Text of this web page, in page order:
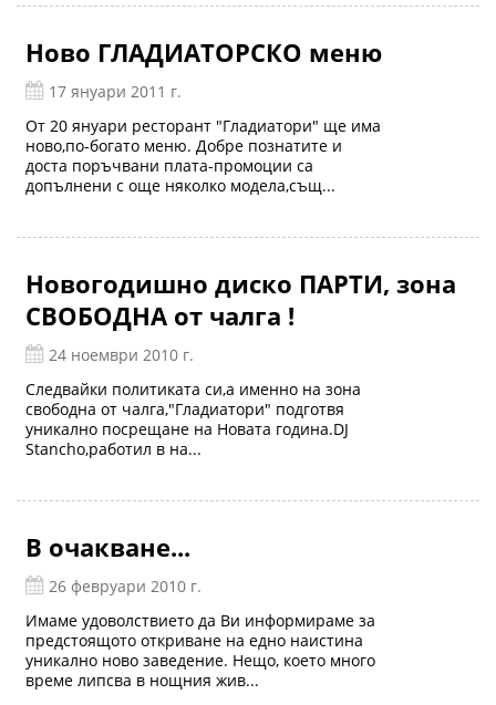
Ново ГЛАДИАТОРСКО меню
17 януари 2011 г.
От 20 януари ресторант "Гладиатори" ще има
ново,по-богато меню. Добре познатите и
доста поръчвани плата-промоции са
допълнени с още няколко модела,същ...
Новогодишно диско ПАРТИ, зона
СВОБОДНА от чалга !
24 ноември 2010 г.
Следвайки политиката си,а именно на зона
свободна от чалга,"Гладиатори" подготвя
уникално посрещане на Новата година.DJ
Stancho,работил в на...
В очакване...
26 февруари 2010 г.
Имаме удоволствието да Ви информираме за
предстоящото откриване на едно наистина
уникално ново заведение. Нещо, което много
време липсва в нощния жив...